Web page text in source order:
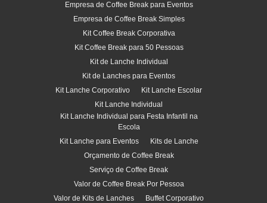
Empresa de Coffee Break para Eventos
Empresa de Coffee Break Simples
Kit Coffee Break Corporativa
Kit Coffee Break para 50 Pessoas
Kit de Lanche Individual
Kit de Lanches para Eventos
Kit Lanche Corporativo
Kit Lanche Escolar
Kit Lanche Individual
Kit Lanche Individual para Festa Infantil na
Escola
Kit Lanche para Eventos
Kits de Lanche
Orçamento de Coffee Break
Serviço de Coffee Break
Valor de Coffee Break Por Pessoa
Valor de Kits de Lanches
Buffet Corporativo